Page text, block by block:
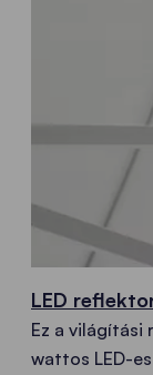
LED
Ez a világítási
wattos LED-